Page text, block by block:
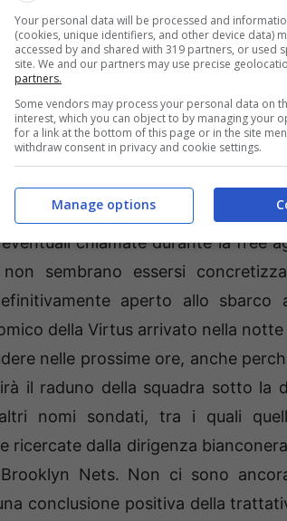
Chiozza, giocatore del 1995 che
Nets (4 punti e 2,9 assist di
tecniche di Chiozza
una grande dedizione alla fase
Nella sua carriera il
precedenti a Washington e
di essere interessato a
chiamate durante la free
sembrano essersi
aperto allo sbarco
della Virtus arrivato nella
nelle prossime ore, anche
il raduno della squadra sotto la
nomi sondati, tra i quali
ricercate dalla dirigenza
Nets. Non ci sono
conclusione positiva della
Your personal data will be processed and
(cookies, unique identifiers, and other device data)
accessed by and shared with 319 partners, or used
site. We and our partners may use precise
partners.
Some vendors may process your personal data on
interest, which you can object to by managing your
for a link at the bottom of this page or in the site
withdraw consent in privacy and cookie settings.
Manage options